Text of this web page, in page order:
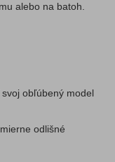
alebo na batoh.
obľúbený model
odlišné